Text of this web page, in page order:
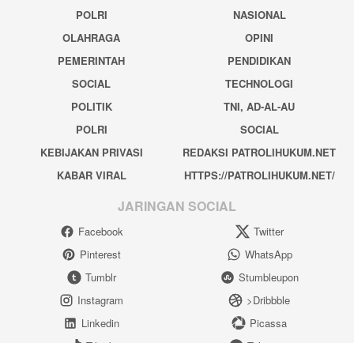
POLRI
NASIONAL
OLAHRAGA
OPINI
PEMERINTAH
PENDIDIKAN
SOCIAL
TECHNOLOGI
POLITIK
TNI, AD-AL-AU
POLRI
SOCIAL
KEBIJAKAN PRIVASI
REDAKSI PATROLIHUKUM.NET
KABAR VIRAL
HTTPS://PATROLIHUKUM.NET/
JARINGAN SOCIAL
Facebook
Twitter
Pinterest
WhatsApp
Tumblr
Stumbleupon
Instagram
>Dribbble
Linkedin
Picassa